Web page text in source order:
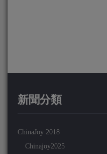
新聞分類
ChinaJoy 2018
Chinajoy2025